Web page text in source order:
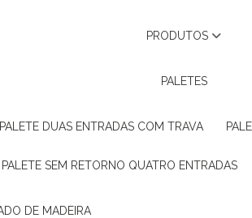
PRODUTOS
PALETES
PALETE DUAS ENTRADAS COM TRAVA
PALETE SEM RETORNO QUATRO ENTRADAS
DE MADEIRA